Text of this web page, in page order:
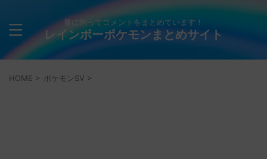
量に拘ってコメントをまとめています！
レインボーポケモンまとめサイト
HOME > ポケモンSV >